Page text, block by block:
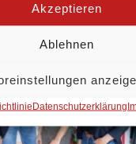
Akzeptieren
Ablehnen
Datenschutzerklärung